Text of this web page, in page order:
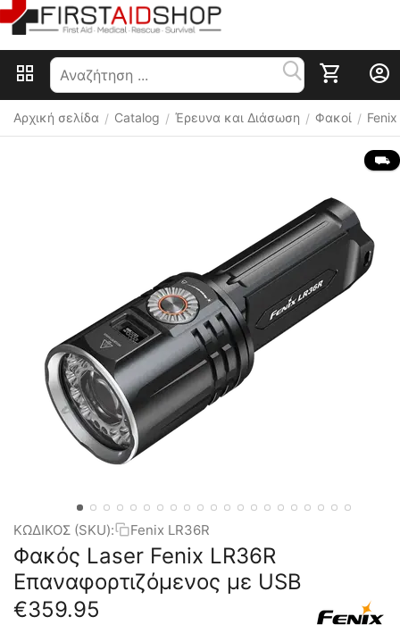
Αρχική σελίδα / Catalog / Έρευνα και Διάσωση / Φακοί / Fenix
⛟
ΚΩΔΙΚΟΣ (SKU): Fenix LR36R
Φακός Laser Fenix LR36R
Επαναφορτιζόμενος με USB
€359.95